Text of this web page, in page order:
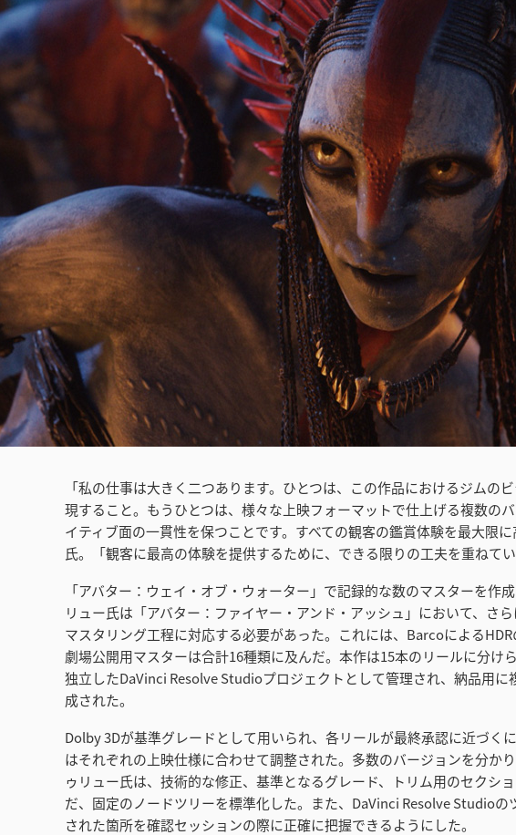
「私の仕事は大きく二つあります。ひとつは、この作品におけるジムの
現すること。もうひとつは、様々な上映フォーマットで仕上げる複数の
イティブ面の一貫性を保つことです。すべての観客の鑑賞体験を最大限
氏。「観客に最高の体験を提供するために、できる限りの工夫を重ねてい
「アバター：ウェイ・オブ・ウォーター」で記録的な数のマスターを作
リュー氏は「アバター：ファイヤー・アンド・アッシュ」において、さ
マスタリング工程に対応する必要があった。これには、BarcoによるHDR
劇場公開用マスターは合計16種類に及んだ。本作は15本のリールに分け
独立したDaVinci Resolve Studioプロジェクトとして管理され、納品用に
成された。
Dolby 3Dが基準グレードとして用いられ、各リールが最終承認に近づく
はそれぞれの上映仕様に合わせて調整された。多数のバージョンを分か
ゥリュー氏は、技術的な修正、基準となるグレード、トリム用のセクシ
だ、固定のノードツリーを標準化した。また、DaVinci Resolve Studioの
された箇所を確認セッションの際に正確に把握できるようにした。